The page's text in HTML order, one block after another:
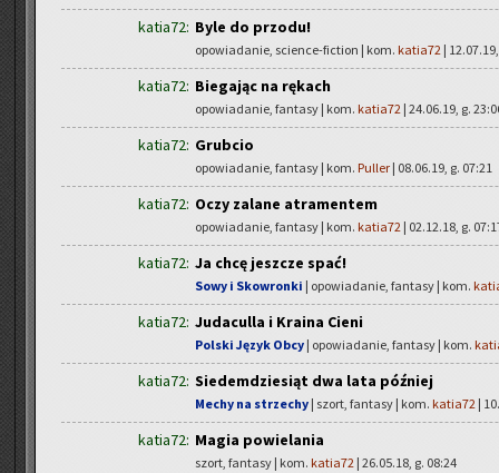
katia72: Byle do przodu!
opowiadanie, science-fiction | kom. katia72 |
katia72: Biegając na rękach
opowiadanie, fantasy | kom. katia72 | 24.06.19, g.
katia72: Grubcio
opowiadanie, fantasy | kom. Puller | 08.06.19, g. 07:21
katia72: Oczy zalane atramentem
opowiadanie, fantasy | kom. katia72 | 02.12.18, g.
katia72: Ja chcę jeszcze spać!
Sowy i Skowronki | opowiadanie, fantasy | kom.
katia72: Judaculla i Kraina Cieni
Polski Język Obcy | opowiadanie, fantasy | kom.
katia72: Siedemdziesiąt dwa lata później
Mechy na strzechy | szort, fantasy | kom. katia72 |
katia72: Magia powielania
szort, fantasy | kom. katia72 | 26.05.18, g. 08:24